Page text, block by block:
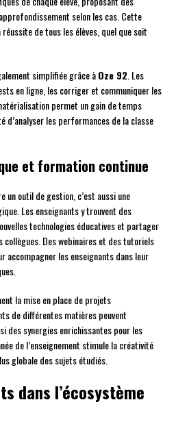
selon les cas. Cette
de tous les élèves, quel que soit
simplifiée grâce àOze 92. Les
en ligne, les corriger et communiquer les
permet un gain de temps
les performances de la classe
et formation continue
un outil de gestion, c’est aussi une
Les enseignants y trouvent des
technologies éducatives et partager
collègues. Des webinaires et des tutoriels
accompagner les enseignants dans leur
la mise en place de projets
de différentes matières peuvent
des synergies enrichissantes pour les
de l’enseignement stimule la créativité
globale des sujets étudiés.
dans l’écosystème